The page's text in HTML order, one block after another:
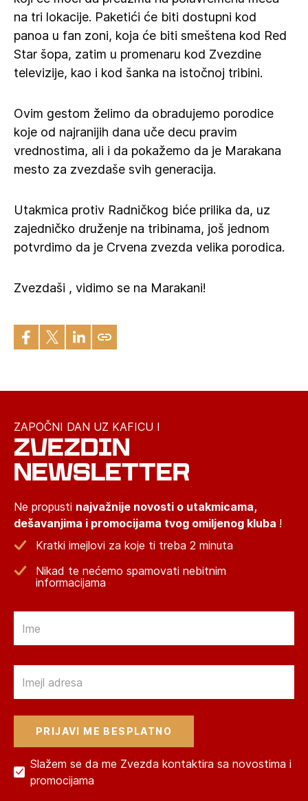
na tri lokacije. Paketići će biti dostupni kod
panoa u fan zoni, koja će biti smeštena kod Red
Star šopa, zatim u promenaru kod Zvezdine
televizije, kao i kod šanka na istočnoj tribini.
Ovim gestom želimo da obradujemo porodice
koje od najranijih dana uče decu pravim
vrednostima, ali i da pokažemo da je Marakana
mesto za zvezdaše svih generacija.
Utakmica protiv Radničkog biće prilika da, uz
zajedničko druženje na tribinama, još jednom
potvrdimo da je Crvena zvezda velika porodica.
Zvezdaši , vidimo se na Marakani!
ZAPOČNI DAN UZ KAFICU I
ZVEZDIN
NEWSLETTER
Ne propusti najvažnije novosti o utakmicama,
dešavanjima i promocijama tvog omiljenog kluba !
Kratki imejlovi za koje ti treba 2 minuta
Nikad te nećemo spamovati nebitnim
informacijama
Slažem se da me Zvezda kontaktira sa novostima i
promocijama